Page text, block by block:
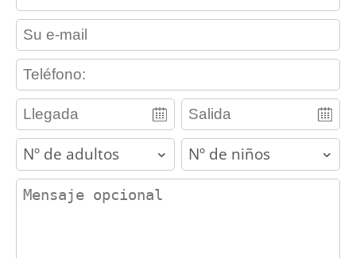
contact_email
contact_phone
adults children
contact_message